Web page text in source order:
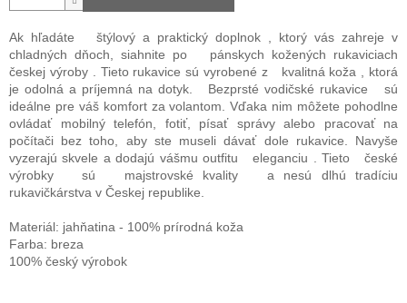
Ak hľadáte štýlový a praktický doplnok , ktorý vás zahreje v
chladných dňoch, siahnite po
pánskych kožených rukaviciach
českej výroby . Tieto rukavice sú vyrobené z kvalitná koža , ktorá
je odolná a príjemná na dotyk.
Bezprsté vodičské rukavice
sú
ideálne pre váš komfort za volantom. Vďaka nim môžete pohodlne
ovládať mobilný telefón, fotiť, písať správy alebo pracovať na
počítači bez toho, aby ste museli dávať dole rukavice. Navyše
vyzerajú skvele a dodajú vášmu outfitu
eleganciu . Tieto
české
výrobky
sú majstrovské kvality
a nesú dlhú tradíciu
rukavičkárstva v Českej republike.
Materiál: jahňatina - 100% prírodná koža
Farba: breza
100% český výrobok